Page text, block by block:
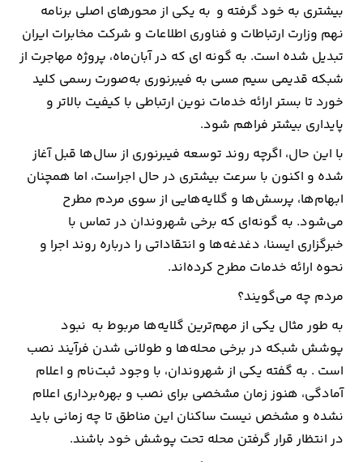
بیشتری به خود گرفته و به یکی از محورهای اصلی برنامه
نهم وزارت ارتباطات و فناوری اطلاعات و شرکت مخابرات ایران
تبدیل شده است. به گونه ای که در آبان‌ماه، پروژه مهاجرت از
شبکه قدیمی سیم مسی به فیبرنوری به‌صورت رسمی کلید
خورد تا بستر ارائه خدمات نوین ارتباطی با کیفیت بالاتر و
پایداری بیشتر فراهم شود.
با این حال، اگرچه روند توسعه فیبرنوری از سال‌ها قبل آغاز
شده و اکنون با سرعت بیشتری در حال اجراست، اما همچنان
ابهام‌ها، پرسش‌ها و گلایه‌هایی از سوی مردم مطرح
می‌شود. به گونه‌ای که برخی شهروندان در تماس با
خبرگزاری ایسنا، دغدغه‌ها و انتقاداتی را درباره روند اجرا و
نحوه ارائه خدمات مطرح کرده‌اند.
مردم چه می‌گویند؟
به طور مثال یکی از مهم‌ترین گلایه‌ها مربوط به نبود
پوشش شبکه در برخی محله‌ها و طولانی شدن فرآیند نصب
است . به گفته یکی از شهروندان، با وجود ثبت‌نام و اعلام
آمادگی، هنوز زمان مشخصی برای نصب و بهره‌برداری اعلام
نشده و مشخص نیست ساکنان این مناطق تا چه زمانی باید
در انتظار قرار گرفتن محله تحت پوشش خود باشند.